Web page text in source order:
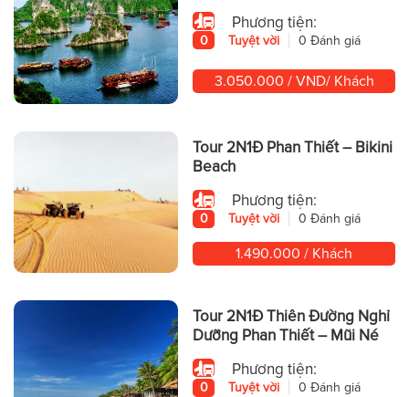
Phương tiện:
0 Tuyệt vời 0 Đánh giá
3.050.000 / VND/ Khách
Tour 2N1Đ Phan Thiết – Bikini
Beach
Phương tiện:
0 Tuyệt vời 0 Đánh giá
1.490.000 / Khách
Tour 2N1Đ Thiên Đường Nghỉ
Dưỡng Phan Thiết – Mũi Né
Phương tiện:
0 Tuyệt vời 0 Đánh giá